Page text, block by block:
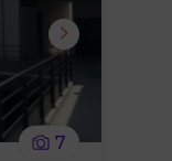
ou
le
7